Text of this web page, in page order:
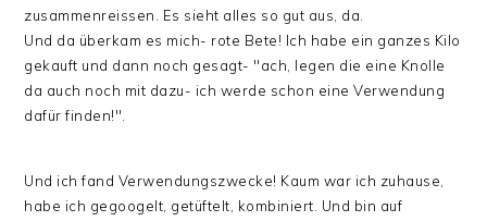
zusammenreissen. Es sieht alles so gut aus, da.
Und da überkam es mich- rote Bete! Ich habe ein ganzes Kilo
gekauft und dann noch gesagt- "ach, legen die eine Knolle
da auch noch mit dazu- ich werde schon eine Verwendung
dafür finden!".
Und ich fand Verwendungszwecke! Kaum war ich zuhause,
habe ich gegoogelt, getüftelt, kombiniert. Und bin auf